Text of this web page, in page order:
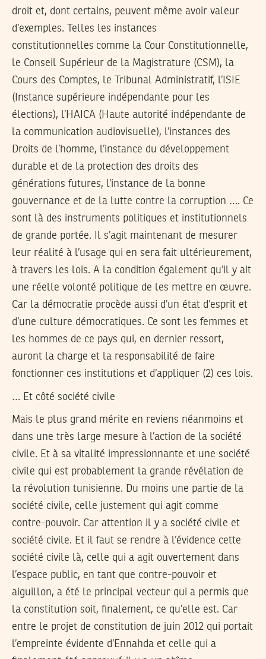
droit et, dont certains, peuvent même avoir valeur
d’exemples. Telles les instances
constitutionnelles comme la Cour Constitutionnelle,
le Conseil Supérieur de la Magistrature (CSM), la
Cours des Comptes, le Tribunal Administratif, l’ISIE
(Instance supérieure indépendante pour les
élections), l’HAICA (Haute autorité indépendante de
la communication audiovisuelle), l’instances des
Droits de l’homme, l’instance du développement
durable et de la protection des droits des
générations futures, l’instance de la bonne
gouvernance et de la lutte contre la corruption …. Ce
sont là des instruments politiques et institutionnels
de grande portée. Il s’agit maintenant de mesurer
leur réalité à l’usage qui en sera fait ultérieurement,
à travers les lois. A la condition également qu’il y ait
une réelle volonté politique de les mettre en œuvre.
Car la démocratie procède aussi d’un état d’esprit et
d’une culture démocratiques. Ce sont les femmes et
les hommes de ce pays qui, en dernier ressort,
auront la charge et la responsabilité de faire
fonctionner ces institutions et d’appliquer (2) ces lois.
… Et côté société civile
Mais le plus grand mérite en reviens néanmoins et
dans une très large mesure à l’action de la société
civile. Et à sa vitalité impressionnante et une société
civile qui est probablement la grande révélation de
la révolution tunisienne. Du moins une partie de la
société civile, celle justement qui agit comme
contre-pouvoir. Car attention il y a société civile et
société civile. Et il faut se rendre à l’évidence cette
société civile là, celle qui a agit ouvertement dans
l’espace public, en tant que contre-pouvoir et
aiguillon, a été le principal vecteur qui a permis que
la constitution soit, finalement, ce qu’elle est. Car
entre le projet de constitution de juin 2012 qui portait
l’empreinte évidente d’Ennahda et celle qui a